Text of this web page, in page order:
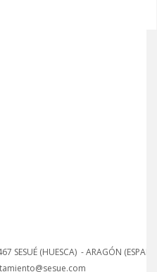
SESUÉ (HUESCA) - ARAGÓN (ESPAÑA)